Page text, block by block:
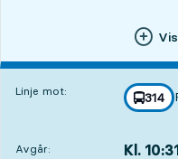
Linje mot: linje
314
mot
,
Avgår: Kl.